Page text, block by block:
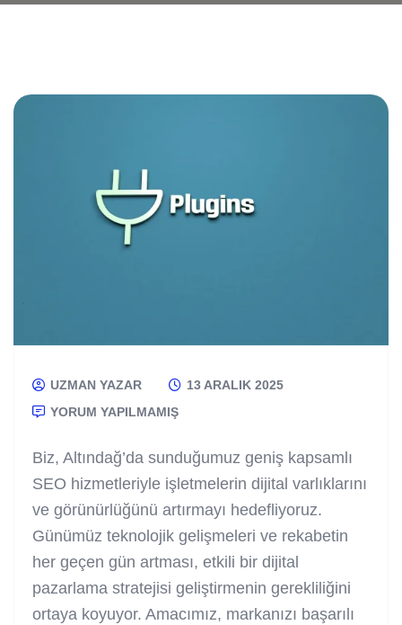
UZMAN YAZAR
13 ARALIK 2025
YORUM YAPILMAMIŞ
Biz, Altındağ’da sunduğumuz geniş kapsamlı
SEO hizmetleriyle işletmelerin dijital varlıklarını
ve görünürlüğünü artırmayı hedefliyoruz.
Günümüz teknolojik gelişmeleri ve rekabetin
her geçen gün artması, etkili bir dijital
pazarlama stratejisi geliştirmenin gerekliliğini
ortaya koyuyor. Amacımız, markanızı başarılı